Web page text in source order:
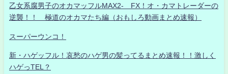
乙女系腐男子のオカマッフルMAX2- FX！オ・カマトレーダーの
逆襲！！ 極道のオカマたち編（おもしろ動画まとめ速報）
スーパーウンコ！
新・ハゲッフル！哀愁のハゲ男の髪ってるまとめ速報！！激しく
ハゲっTEL？